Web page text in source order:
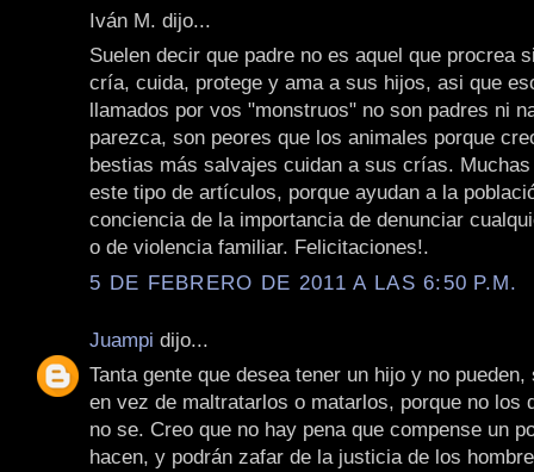
Iván M. dijo...
Suelen decir que padre no es aquel que procrea
cría, cuida, protege y ama a sus hijos, asi que
llamados por vos "monstruos" no son padres ni
parezca, son peores que los animales porque
bestias más salvajes cuidan a sus crías.
este tipo de artículos, porque ayudan a la
conciencia de la importancia de denunciar
o de violencia familiar. Felicitaciones!.
5 DE FEBRERO DE 2011 A LAS 6:50 P.M.
Juampi dijo...
Tanta gente que desea tener un hijo y no
en vez de maltratarlos o matarlos, porque no los
no se. Creo que no hay pena que compense un
hacen, y podrán zafar de la justicia de los